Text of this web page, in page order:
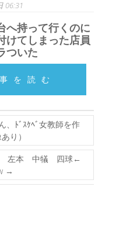
06:31
へ持って行くのに
けてしまった店員
ついた
を読む
、ﾄﾞｽｹﾍﾞ女教師を作
り）
左本 中犠 四球←
→